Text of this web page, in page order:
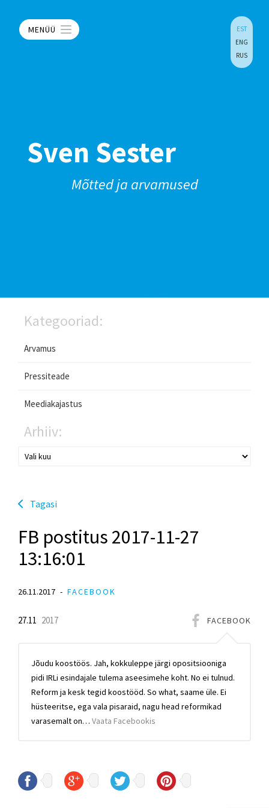
MENÜÜ
EST
ENG
RUS
Sven Sester
Mõtted ja arvamused
Kategooriad:
Arvamus
Pressiteade
Meediakajastus
Arhiiv:
Tagasi
FB postitus 2017-11-27
13:16:01
26.11.2017 FACEBOOK
FACEBOOK
27.11 2017
Jõudu koostöös. Jah, kokkuleppe järgi opositsiooniga
pidi IRLi esindajale tulema aseesimehe koht. No ei tulnud.
Reform ja kesk tegid koostööd. So what, saame üle. Ei
hüsteeritse, ega vala pisaraid, nagu head reformikad
varasemalt on… Vaata Facebookis